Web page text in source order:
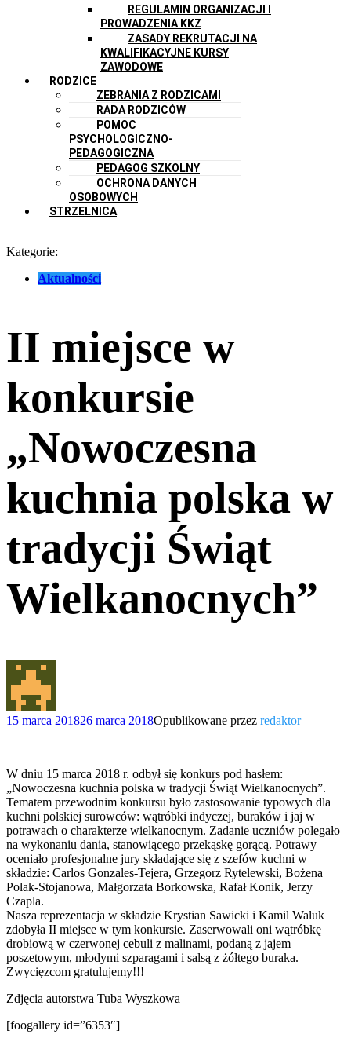
REGULAMIN ORGANIZACJI I
PROWADZENIA KKZ
ZASADY REKRUTACJI NA
KWALIFIKACYJNE KURSY
ZAWODOWE
RODZICE
ZEBRANIA Z RODZICAMI
RADA RODZICÓW
POMOC
PSYCHOLOGICZNO-
PEDAGOGICZNA
PEDAGOG SZKOLNY
OCHRONA DANYCH
OSOBOWYCH
STRZELNICA
Kategorie:
Aktualności
II miejsce w
konkursie
„Nowoczesna
kuchnia polska w
tradycji Świąt
Wielkanocnych”
15 marca 201826 marca 2018Opublikowane przez redaktor
W dniu 15 marca 2018 r. odbył się konkurs pod hasłem:
„Nowoczesna kuchnia polska w tradycji Świąt Wielkanocnych”.
Tematem przewodnim konkursu było zastosowanie typowych dla
kuchni polskiej surowców: wątróbki indyczej, buraków i jaj w
potrawach o charakterze wielkanocnym. Zadanie uczniów polegało
na wykonaniu dania, stanowiącego przekąskę gorącą. Potrawy
oceniało profesjonalne jury składające się z szefów kuchni w
składzie: Carlos Gonzales-Tejera, Grzegorz Rytelewski, Bożena
Polak-Stojanowa, Małgorzata Borkowska, Rafał Konik, Jerzy
Czapla.
Nasza reprezentacja w składzie Krystian Sawicki i Kamil Waluk
zdobyła II miejsce w tym konkursie. Zaserwowali oni wątróbkę
drobiową w czerwonej cebuli z malinami, podaną z jajem
poszetowym, młodymi szparagami i salsą z żółtego buraka.
Zwycięzcom gratulujemy!!!
Zdjęcia autorstwa Tuba Wyszkowa
[foogallery id=”6353″]